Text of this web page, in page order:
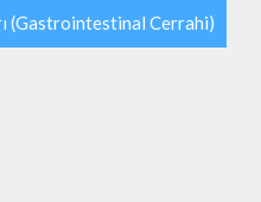
(Gastrointestinal Cerrahi)